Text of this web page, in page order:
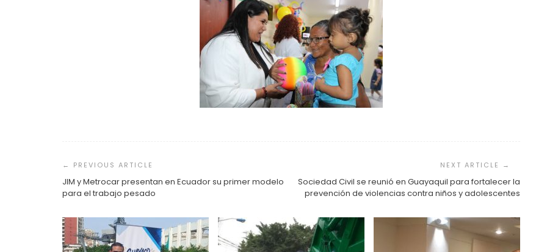
de
entradas
JIM y Metrocar presentan en Ecuador su primer modelo
para el trabajo pesado
Sociedad Civil se reunió en Guayaquil para fortalecer la
prevención de violencias contra niños y adolescentes